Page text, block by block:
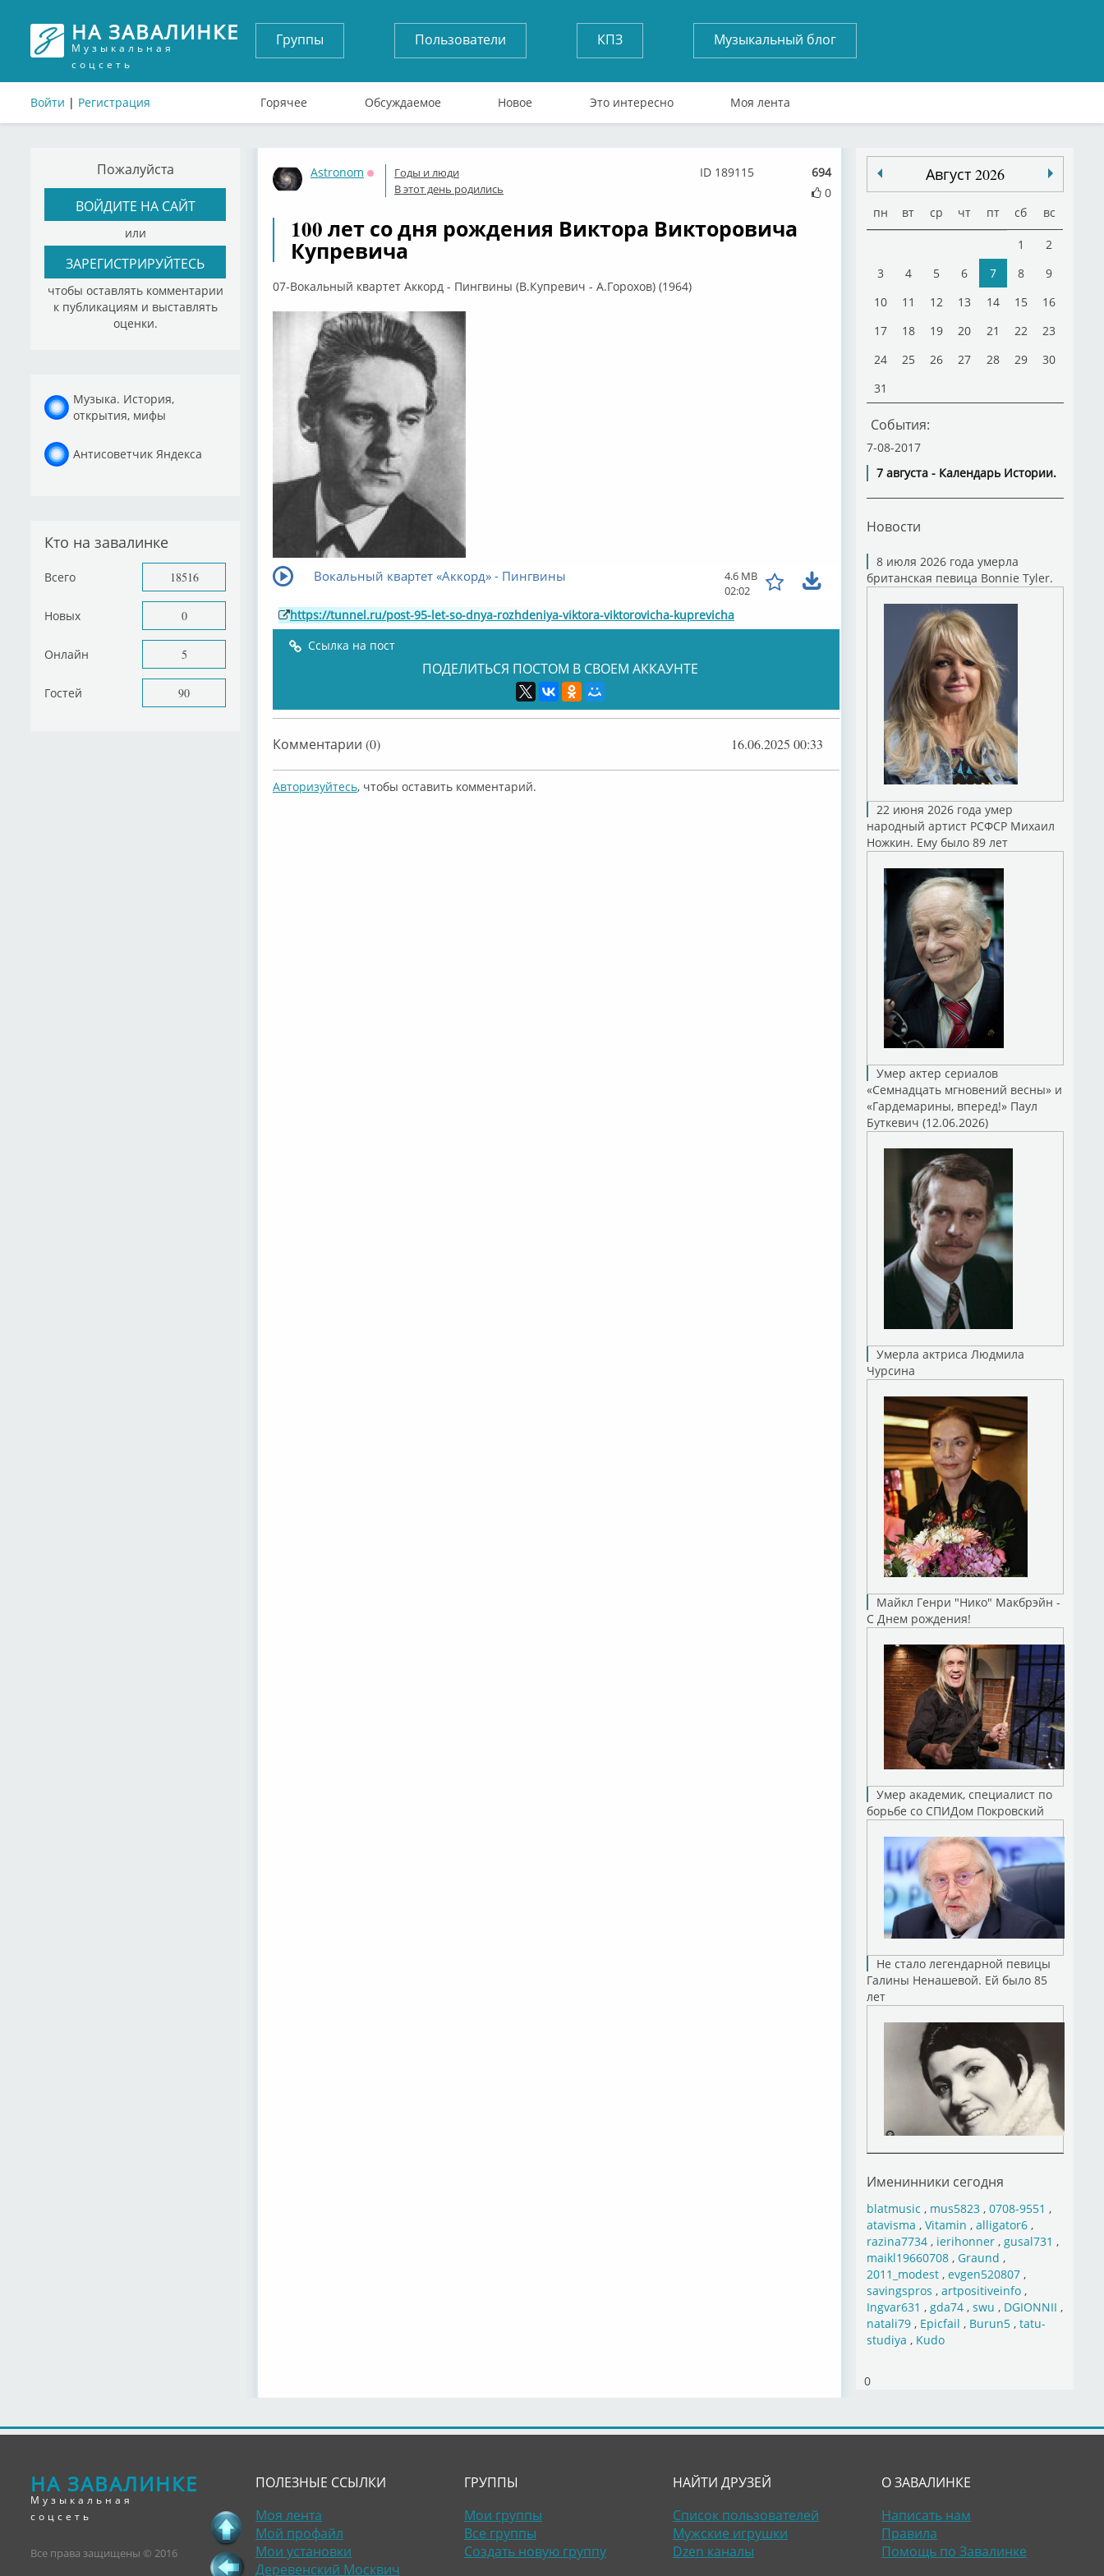
НА ЗАВАЛИНКЕ
Музыкальная
соцсеть
Войти | Регистрация
Группы Пользователи КПЗ Музыкальный блог
Горячее Обсуждаемое Новое Это интересно Моя лента
Пожалуйста
ВОЙДИТЕ НА САЙТ
или
ЗАРЕГИСТРИРУЙТЕСЬ
чтобы оставлять комментарии
к публикациям и выставлять
оценки.
Музыка. История,
открытия, мифы
Антисоветчик Яндекса
Кто на завалинке
Всего 18516
Новых 0
Онлайн 5
Гостей 90
Astronom
Оффлайн
Годы и люди
В этот день родились
694
0
ID 189115
100 лет со дня рождения Виктора Викторовича
Купревича
07-Вокальный квартет Аккорд - Пингвины (В.Купревич - А.Горохов) (1964)
Вокальный квартет «Аккорд» - Пингвины
4.6 MB
02:02
https://tunnel.ru/post-95-let-so-dnya-rozhdeniya-viktora-viktorovicha-kuprevicha
Ссылка на пост
ПОДЕЛИТЬСЯ ПОСТОМ В СВОЕМ АККАУНТЕ
Комментарии (0) 16.06.2025 00:33
Авторизуйтесь, чтобы оставить комментарий.
Август 2026
пн вт ср чт пт сб вс
1
2
3
4 5 6 7 8
9
10
11 12 13 14 15
16
17
18 19 20 21 22
23
24
25 26 27 28 29
30
31
События:
7-08-2017
7 августа - Календарь Истории.
Новости
8 июля 2026 года умерла
британская певица Bonnie Tyler.
22 июня 2026 года умер
народный артист РСФСР Михаил
Ножкин. Ему было 89 лет
Умер актер сериалов
«Семнадцать мгновений весны» и
«Гардемарины, вперед!» Паул
Буткевич (12.06.2026)
Умерла актриса Людмила
Чурсина
Майкл Генри "Нико" Макбрэйн -
С Днем рождения!
Умер академик, специалист по
борьбе со СПИДом Покровский
Не стало легендарной певицы
Галины Ненашевой. Ей было 85
лет
Именинники сегодня
blatmusic , mus5823, 0708-9551 ,
atavisma , Vitamin , alligator6,
razina7734, ierihonner, gusal731 ,
maikl19660708, Graund ,
2011_modest, evgen520807,
savingspros , artpositiveinfo,
Ingvar631 , gda74, swu , DGIONNII ,
natali79, Epicfail , Burun5, tatu-
studiya , Kudo
0
НА ЗАВАЛИНКЕ
Музыкальная
соцсеть
Все права защищены © 2016
ПОЛЕЗНЫЕ ССЫЛКИ
Моя лента
Мой профайл
Мои установки
Деревенский Москвич
ГРУППЫ
Мои группы
Все группы
Создать новую группу
НАЙТИ ДРУЗЕЙ
Список пользователей
Мужские игрушки
Dzen каналы
О ЗАВАЛИНКЕ
Написать нам
Правила
Помощь по Завалинке